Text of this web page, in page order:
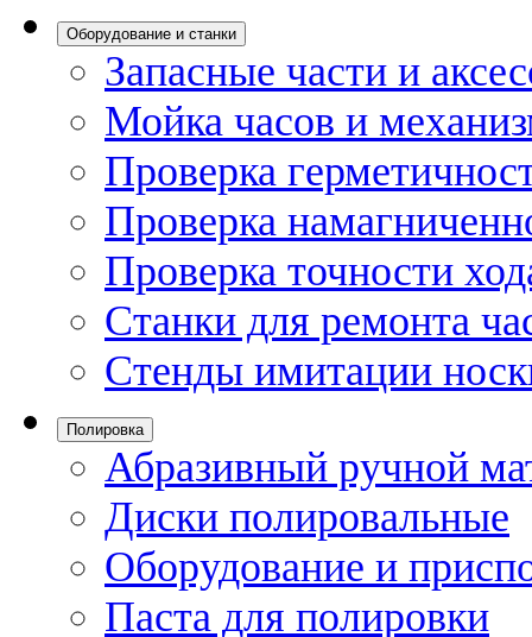
Оборудование и станки
Запасные части и
Мойка часов и
Проверка
Проверка
Проверка точности
Станки для ремонта
Стенды имитации
Полировка
Абразивный ручной
Диски полировальные
Оборудование и
Паста для полировки